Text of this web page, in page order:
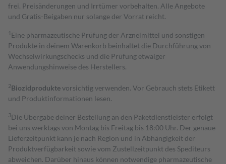
frei. Preisänderungen und Irrtümer vorbehalten. Alle Angebote
und Gratis-Beigaben nur solange der Vorrat reicht.
1 Eine pharmazeutische Prüfung der Arzneimittel und sonstigen
Produkte in deinem Warenkorb beinhaltet die Durchführung von
Wechselwirkungschecks und die Prüfung etwaiger
Anwendungshinweise des Herstellers.
2Biozidproduktevorsichtig verwenden. Vor Gebrauch stets Etikett
und Produktinformationen lesen.
3Die Übergabe deiner Bestellung an den Paketdienstleister erfolgt
bei uns werktags von Montag bis Freitag bis 18:00 Uhr. Der genaue
Lieferzeitpunkt kann je nach Region und in Abhängigkeit der
Produktverfügbarkeit sowie vom Zustellzeitpunkt des Spediteurs
abweichen. Darüber hinaus können notwendige pharmazeutische